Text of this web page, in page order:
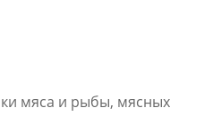
мяса и рыбы, мясных